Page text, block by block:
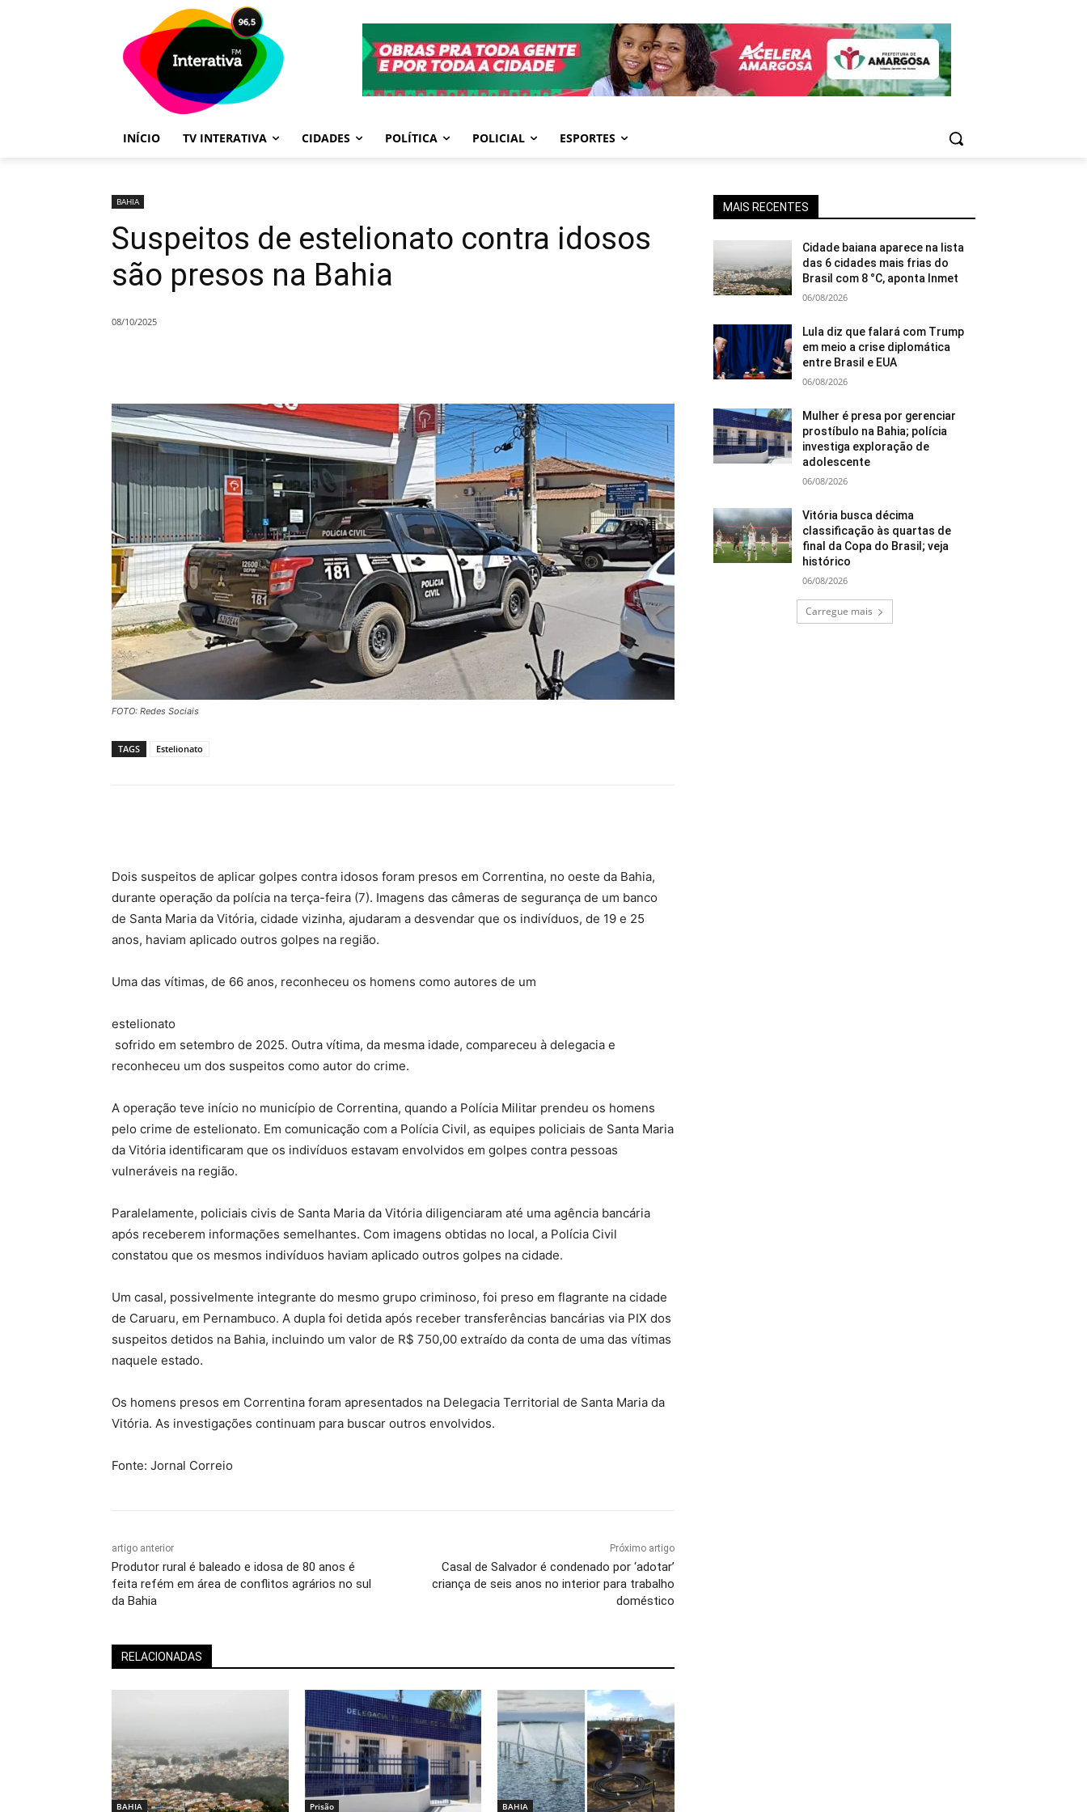
INÍCIO TV INTERATIVA CIDADES POLÍTICA POLICIAL ESPORTES
BAHIA
Suspeitos de estelionato contra idosos
são presos na Bahia
08/10/2025
FOTO: Redes Sociais
TAGS Estelionato
Dois suspeitos de aplicar golpes contra idosos foram presos em Correntina, no oeste da Bahia,
durante operação da polícia na terça-feira (7). Imagens das câmeras de segurança de um banco
de Santa Maria da Vitória, cidade vizinha, ajudaram a desvendar que os indivíduos, de 19 e 25
anos, haviam aplicado outros golpes na região.
Uma das vítimas, de 66 anos, reconheceu os homens como autores de um
estelionato
sofrido em setembro de 2025. Outra vítima, da mesma idade, compareceu à delegacia e
reconheceu um dos suspeitos como autor do crime.
A operação teve início no município de Correntina, quando a Polícia Militar prendeu os homens
pelo crime de estelionato. Em comunicação com a Polícia Civil, as equipes policiais de Santa Maria
da Vitória identificaram que os indivíduos estavam envolvidos em golpes contra pessoas
vulneráveis na região.
Paralelamente, policiais civis de Santa Maria da Vitória diligenciaram até uma agência bancária
após receberem informações semelhantes. Com imagens obtidas no local, a Polícia Civil
constatou que os mesmos indivíduos haviam aplicado outros golpes na cidade.
Um casal, possivelmente integrante do mesmo grupo criminoso, foi preso em flagrante na cidade
de Caruaru, em Pernambuco. A dupla foi detida após receber transferências bancárias via PIX dos
suspeitos detidos na Bahia, incluindo um valor de R$ 750,00 extraído da conta de uma das vítimas
naquele estado.
Os homens presos em Correntina foram apresentados na Delegacia Territorial de Santa Maria da
Vitória. As investigações continuam para buscar outros envolvidos.
Fonte: Jornal Correio
artigo anterior
Produtor rural é baleado e idosa de 80 anos é
feita refém em área de conflitos agrários no sul
da Bahia
Próximo artigo
Casal de Salvador é condenado por ‘adotar’
criança de seis anos no interior para trabalho
doméstico
RELACIONADAS
BAHIA Prisão BAHIA
MAIS RECENTES
Cidade baiana aparece na lista
das 6 cidades mais frias do
Brasil com 8 °C, aponta Inmet
06/08/2026
Lula diz que falará com Trump
em meio a crise diplomática
entre Brasil e EUA
06/08/2026
Mulher é presa por gerenciar
prostíbulo na Bahia; polícia
investiga exploração de
adolescente
06/08/2026
Vitória busca décima
classificação às quartas de
final da Copa do Brasil; veja
histórico
06/08/2026
Carregue mais